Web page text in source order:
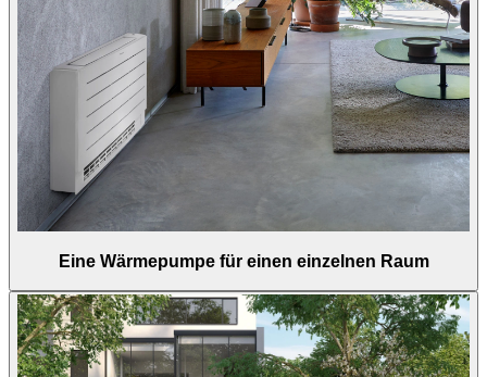
Eine Wärmepumpe für einen einzelnen Raum